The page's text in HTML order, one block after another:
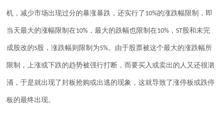
机，减少市场出现过分的暴涨暴跌，还实行了 10%的涨跌幅限制，即
当天最大的涨幅限制在10% ，最大的跌幅也限制在10% ，ST股和未完
成股改的S股，涨跌幅则限制为5%。由于股票被这个最大的涨跌幅所
限制，上涨或下跌的趋势被强行打断，而要买入或卖出的人又还很汹
涌，于是就出现了封板抢购或出逃的现象，这就导致了涨停板或跌停
板的最终出现。